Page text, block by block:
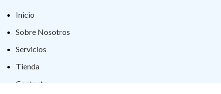
Inicio
Sobre Nosotros
Servicios
Tienda
Contacto